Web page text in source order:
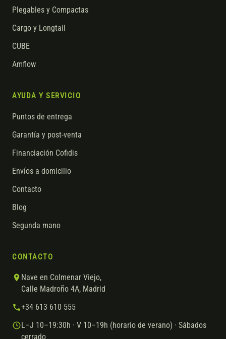
Plegables y Compactas
Cargo y Longtail
CUBE
Amflow
AYUDA Y SERVICIO
Puntos de entrega
Garantía y post-venta
Financiación Cofidis
Envíos a domicilio
Contacto
Blog
Segunda mano
CONTACTO
Nave en Colmenar Viejo,
Calle Madroño 4A, Madrid
+34 613 610 555
L–J 10–19:30h · V 10–19h (horario de verano) · Sábados
cerrado